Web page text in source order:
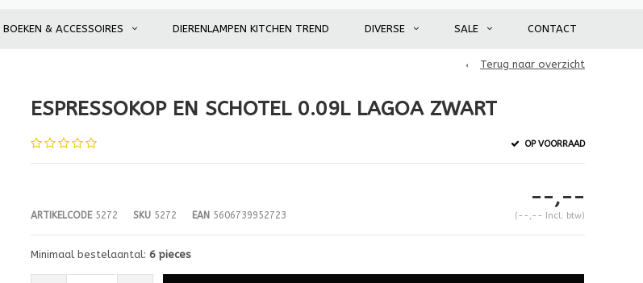
BOEKEN & ACCESSOIRES DIERENLAMPEN KITCHEN TREND DIVERSE SALE CONTACT
Terug naar overzicht
ESPRESSOKOP EN SCHOTEL 0.09L LAGOA ZWART
OP VOORRAAD
ARTIKELCODE5272 SKU5272 EAN5606739952723
--,--
(--,-- Incl. btw)
Minimaal bestelaantal: 6 pieces